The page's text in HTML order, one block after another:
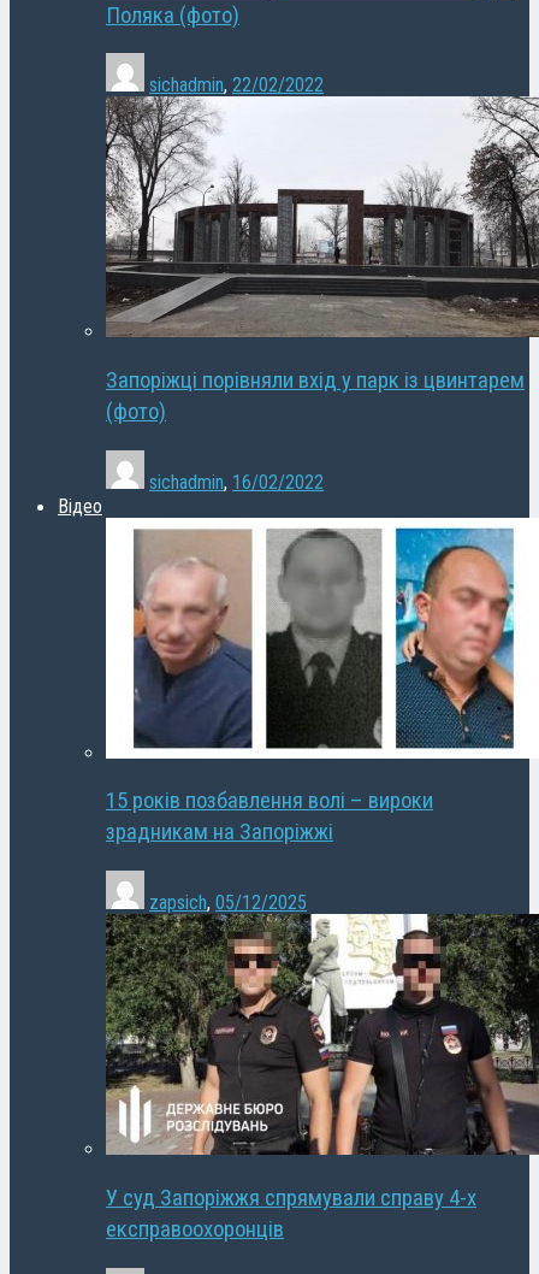
Поляка (фото)
sichadmin, 22/02/2022
Запоріжці порівняли вхід у парк із цвинтарем
(фото)
sichadmin, 16/02/2022
Відео
15 років позбавлення волі – вироки
зрадникам на Запоріжжі
zapsich, 05/12/2025
У суд Запоріжжя спрямували справу 4-х
експравоохоронців